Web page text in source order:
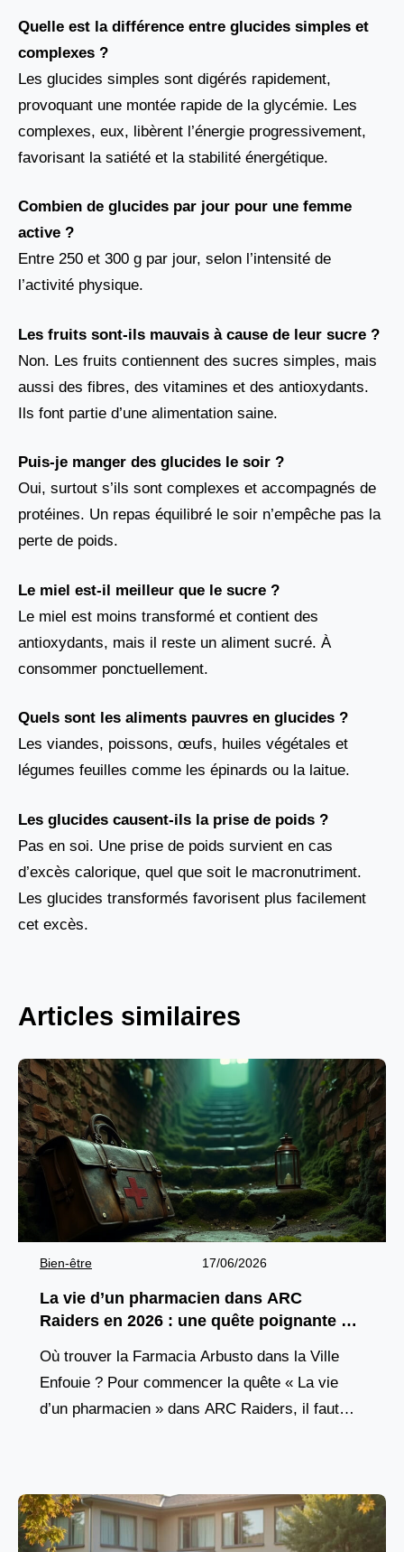
Quelle est la différence entre glucides simples et
complexes ?
Les glucides simples sont digérés rapidement,
provoquant une montée rapide de la glycémie. Les
complexes, eux, libèrent l’énergie progressivement,
favorisant la satiété et la stabilité énergétique.
Combien de glucides par jour pour une femme
active ?
Entre 250 et 300 g par jour, selon l’intensité de
l’activité physique.
Les fruits sont-ils mauvais à cause de leur sucre ?
Non. Les fruits contiennent des sucres simples, mais
aussi des fibres, des vitamines et des antioxydants.
Ils font partie d’une alimentation saine.
Puis-je manger des glucides le soir ?
Oui, surtout s’ils sont complexes et accompagnés de
protéines. Un repas équilibré le soir n’empêche pas la
perte de poids.
Le miel est-il meilleur que le sucre ?
Le miel est moins transformé et contient des
antioxydants, mais il reste un aliment sucré. À
consommer ponctuellement.
Quels sont les aliments pauvres en glucides ?
Les viandes, poissons, œufs, huiles végétales et
légumes feuilles comme les épinards ou la laitue.
Les glucides causent-ils la prise de poids ?
Pas en soi. Une prise de poids survient en cas
d’excès calorique, quel que soit le macronutriment.
Les glucides transformés favorisent plus facilement
cet excès.
Articles similaires
Bien-être 17/06/2026
La vie d’un pharmacien dans ARC
Raiders en 2026 : une quête poignante à
Où trouver la Farmacia Arbusto dans la Ville
Enfouie ? Pour commencer la quête « La vie
d’un pharmacien » dans ARC Raiders, il faut